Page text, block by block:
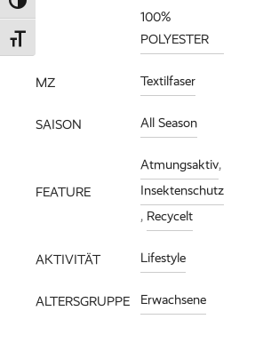
Umschalten auf hohe Kontraste
Schrift vergrößern
100%
POLYESTER
MZ Textilfaser
SAISON All Season
FEATURE
Atmungsaktiv,
Insektenschutz
, Recycelt
AKTIVITÄT Lifestyle
ALTERSGRUPPE Erwachsene